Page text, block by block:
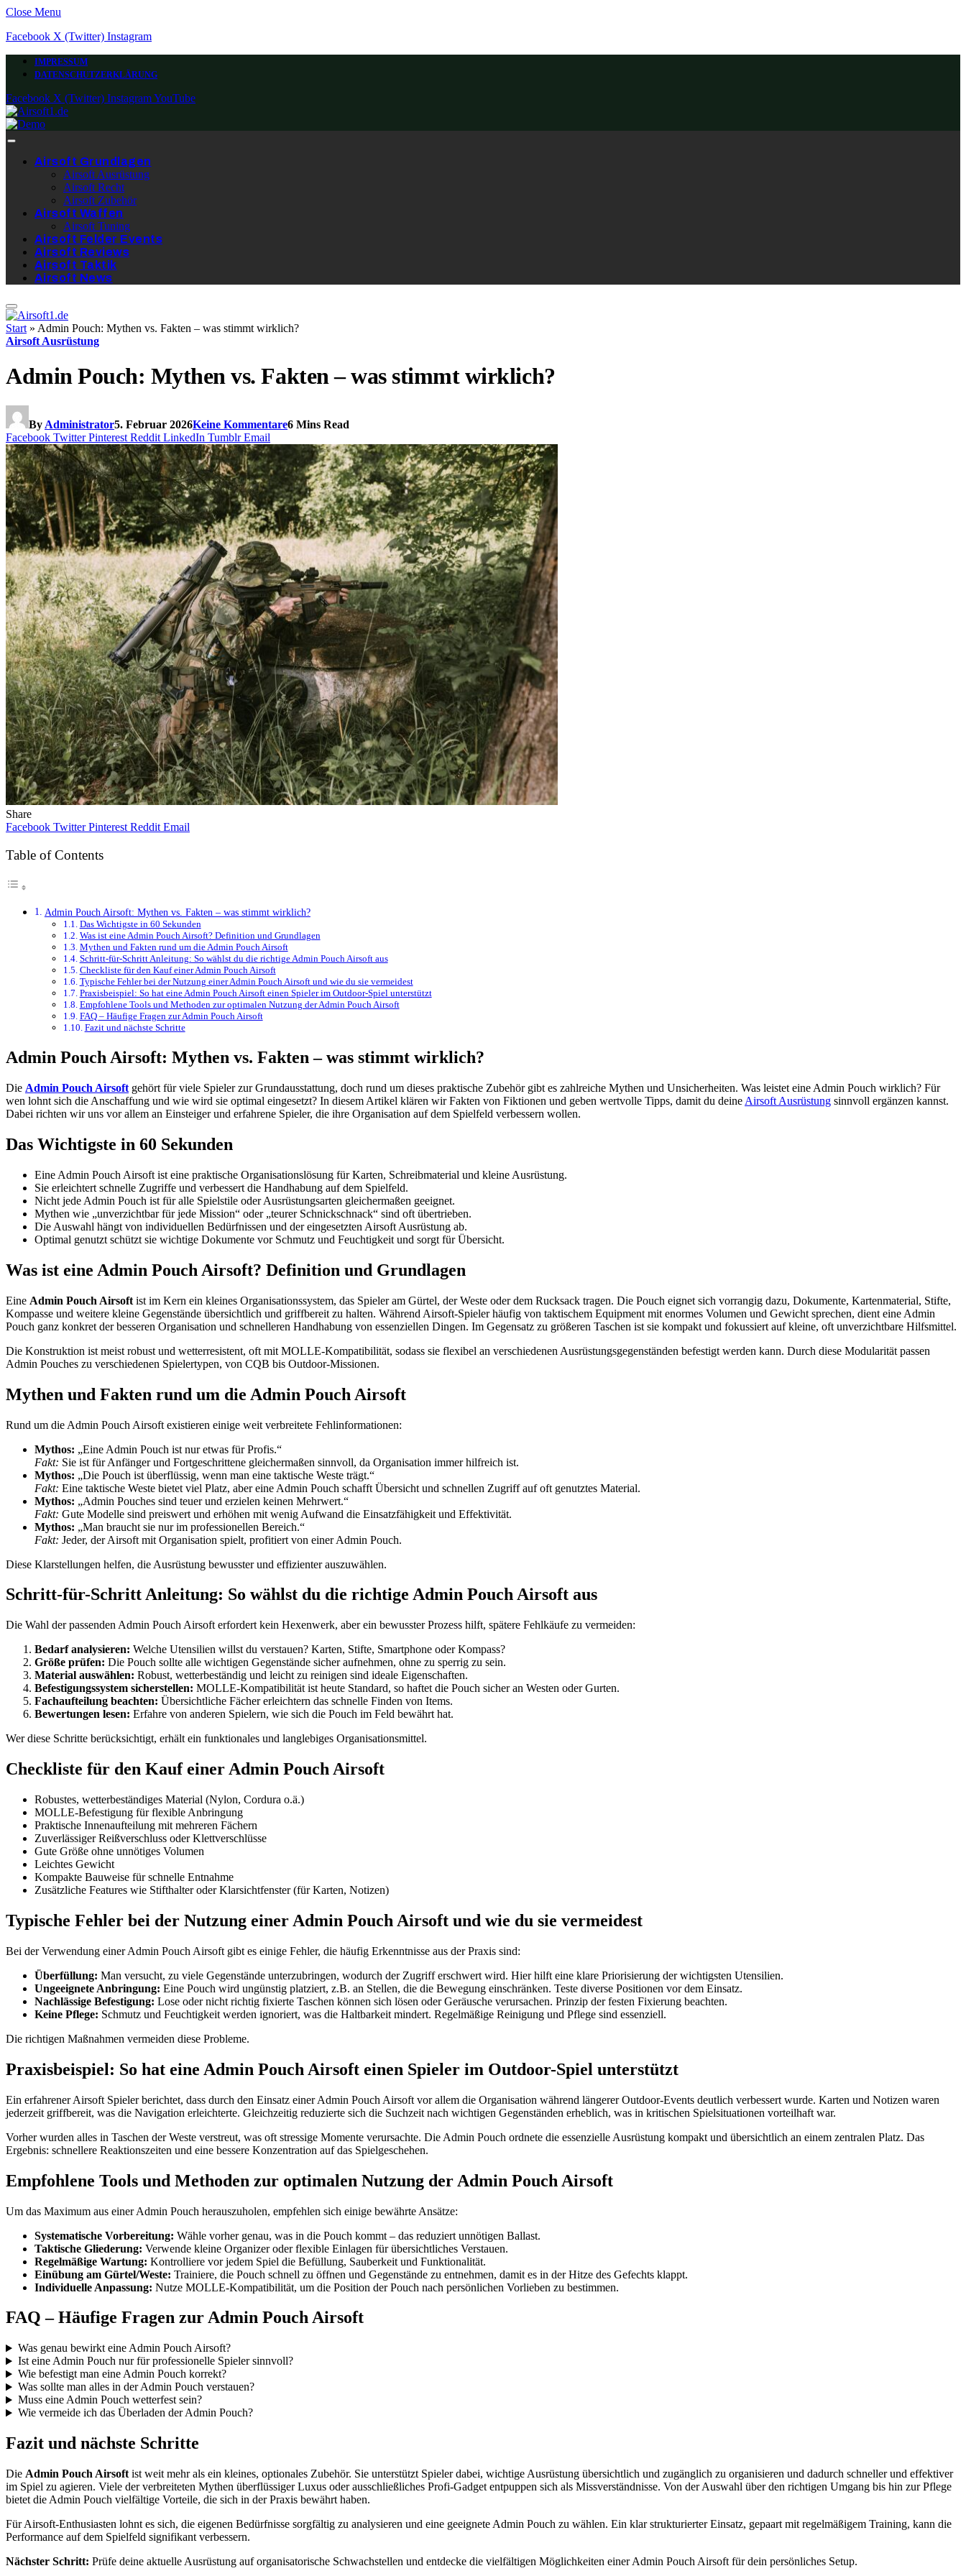
Close Menu
Facebook X (Twitter) Instagram
IMPRESSUM
DATENSCHUTZERKLÄRUNG
Facebook X (Twitter) InstagramYouTube
Airsoft Grundlagen
Airsoft Ausrüstung
Airsoft Recht
Airsoft Zubehör
Airsoft Waffen
Airsoft Tuning
Airsoft Felder Events
Airsoft Reviews
Airsoft Taktik
Airsoft News
Start » Admin Pouch: Mythen vs. Fakten – was stimmt wirklich?
Airsoft Ausrüstung
Admin Pouch: Mythen vs. Fakten – was stimmt wirklich?
By Administrator5. Februar 2026Keine Kommentare6 Mins Read
Facebook Twitter Pinterest Reddit LinkedIn Tumblr Email
Share
Facebook Twitter Pinterest Reddit Email
Table of Contents
Admin Pouch Airsoft: Mythen vs. Fakten – was stimmt wirklich?
Das Wichtigste in 60 Sekunden
Was ist eine Admin Pouch Airsoft? Definition und Grundlagen
Mythen und Fakten rund um die Admin Pouch Airsoft
Schritt-für-Schritt Anleitung: So wählst du die richtige Admin Pouch Airsoft aus
Checkliste für den Kauf einer Admin Pouch Airsoft
Typische Fehler bei der Nutzung einer Admin Pouch Airsoft und wie du sie vermeidest
Praxisbeispiel: So hat eine Admin Pouch Airsoft einen Spieler im Outdoor-Spiel unterstützt
Empfohlene Tools und Methoden zur optimalen Nutzung der Admin Pouch Airsoft
FAQ – Häufige Fragen zur Admin Pouch Airsoft
Fazit und nächste Schritte
Admin Pouch Airsoft: Mythen vs. Fakten – was stimmt wirklich?
Die Admin Pouch Airsoft gehört für viele Spieler zur Grundausstattung, doch rund um dieses praktische Zubehör gibt es zahlreiche Mythen und Unsicherheiten. Was leistet eine Admin Pouch wirklich? Für
wen lohnt sich die Anschaffung und wie wird sie optimal eingesetzt? In diesem Artikel klären wir Fakten von Fiktionen und geben wertvolle Tipps, damit du deine Airsoft Ausrüstung sinnvoll ergänzen kannst.
Dabei richten wir uns vor allem an Einsteiger und erfahrene Spieler, die ihre Organisation auf dem Spielfeld verbessern wollen.
Das Wichtigste in 60 Sekunden
Eine Admin Pouch Airsoft ist eine praktische Organisationslösung für Karten, Schreibmaterial und kleine Ausrüstung.
Sie erleichtert schnelle Zugriffe und verbessert die Handhabung auf dem Spielfeld.
Nicht jede Admin Pouch ist für alle Spielstile oder Ausrüstungsarten gleichermaßen geeignet.
Mythen wie „unverzichtbar für jede Mission“ oder „teurer Schnickschnack“ sind oft übertrieben.
Die Auswahl hängt von individuellen Bedürfnissen und der eingesetzten Airsoft Ausrüstung ab.
Optimal genutzt schützt sie wichtige Dokumente vor Schmutz und Feuchtigkeit und sorgt für Übersicht.
Was ist eine Admin Pouch Airsoft? Definition und Grundlagen
Eine Admin Pouch Airsoft ist im Kern ein kleines Organisationssystem, das Spieler am Gürtel, der Weste oder dem Rucksack tragen. Die Pouch eignet sich vorrangig dazu, Dokumente, Kartenmaterial, Stifte,
Kompasse und weitere kleine Gegenstände übersichtlich und griffbereit zu halten. Während Airsoft-Spieler häufig von taktischem Equipment mit enormes Volumen und Gewicht sprechen, dient eine Admin
Pouch ganz konkret der besseren Organisation und schnelleren Handhabung von essenziellen Dingen. Im Gegensatz zu größeren Taschen ist sie kompakt und fokussiert auf kleine, oft unverzichtbare Hilfsmittel.
Die Konstruktion ist meist robust und wetterresistent, oft mit MOLLE-Kompatibilität, sodass sie flexibel an verschiedenen Ausrüstungsgegenständen befestigt werden kann. Durch diese Modularität passen
Admin Pouches zu verschiedenen Spielertypen, von CQB bis Outdoor-Missionen.
Mythen und Fakten rund um die Admin Pouch Airsoft
Rund um die Admin Pouch Airsoft existieren einige weit verbreitete Fehlinformationen:
Mythos: „Eine Admin Pouch ist nur etwas für Profis.“
Fakt: Sie ist für Anfänger und Fortgeschrittene gleichermaßen sinnvoll, da Organisation immer hilfreich ist.
Mythos: „Die Pouch ist überflüssig, wenn man eine taktische Weste trägt.“
Fakt: Eine taktische Weste bietet viel Platz, aber eine Admin Pouch schafft Übersicht und schnellen Zugriff auf oft genutztes Material.
Mythos: „Admin Pouches sind teuer und erzielen keinen Mehrwert.“
Fakt: Gute Modelle sind preiswert und erhöhen mit wenig Aufwand die Einsatzfähigkeit und Effektivität.
Mythos: „Man braucht sie nur im professionellen Bereich.“
Fakt: Jeder, der Airsoft mit Organisation spielt, profitiert von einer Admin Pouch.
Diese Klarstellungen helfen, die Ausrüstung bewusster und effizienter auszuwählen.
Schritt-für-Schritt Anleitung: So wählst du die richtige Admin Pouch Airsoft aus
Die Wahl der passenden Admin Pouch Airsoft erfordert kein Hexenwerk, aber ein bewusster Prozess hilft, spätere Fehlkäufe zu vermeiden:
Bedarf analysieren: Welche Utensilien willst du verstauen? Karten, Stifte, Smartphone oder Kompass?
Größe prüfen: Die Pouch sollte alle wichtigen Gegenstände sicher aufnehmen, ohne zu sperrig zu sein.
Material auswählen: Robust, wetterbeständig und leicht zu reinigen sind ideale Eigenschaften.
Befestigungssystem sicherstellen: MOLLE-Kompatibilität ist heute Standard, so haftet die Pouch sicher an Westen oder Gurten.
Fachaufteilung beachten: Übersichtliche Fächer erleichtern das schnelle Finden von Items.
Bewertungen lesen: Erfahre von anderen Spielern, wie sich die Pouch im Feld bewährt hat.
Wer diese Schritte berücksichtigt, erhält ein funktionales und langlebiges Organisationsmittel.
Checkliste für den Kauf einer Admin Pouch Airsoft
Robustes, wetterbeständiges Material (Nylon, Cordura o.ä.)
MOLLE-Befestigung für flexible Anbringung
Praktische Innenaufteilung mit mehreren Fächern
Zuverlässiger Reißverschluss oder Klettverschlüsse
Gute Größe ohne unnötiges Volumen
Leichtes Gewicht
Kompakte Bauweise für schnelle Entnahme
Zusätzliche Features wie Stifthalter oder Klarsichtfenster (für Karten, Notizen)
Typische Fehler bei der Nutzung einer Admin Pouch Airsoft und wie du sie vermeidest
Bei der Verwendung einer Admin Pouch Airsoft gibt es einige Fehler, die häufig Erkenntnisse aus der Praxis sind:
Überfüllung: Man versucht, zu viele Gegenstände unterzubringen, wodurch der Zugriff erschwert wird. Hier hilft eine klare Priorisierung der wichtigsten Utensilien.
Ungeeignete Anbringung: Eine Pouch wird ungünstig platziert, z.B. an Stellen, die die Bewegung einschränken. Teste diverse Positionen vor dem Einsatz.
Nachlässige Befestigung: Lose oder nicht richtig fixierte Taschen können sich lösen oder Geräusche verursachen. Prinzip der festen Fixierung beachten.
Keine Pflege: Schmutz und Feuchtigkeit werden ignoriert, was die Haltbarkeit mindert. Regelmäßige Reinigung und Pflege sind essenziell.
Die richtigen Maßnahmen vermeiden diese Probleme.
Praxisbeispiel: So hat eine Admin Pouch Airsoft einen Spieler im Outdoor-Spiel unterstützt
Ein erfahrener Airsoft Spieler berichtet, dass durch den Einsatz einer Admin Pouch Airsoft vor allem die Organisation während längerer Outdoor-Events deutlich verbessert wurde. Karten und Notizen waren
jederzeit griffbereit, was die Navigation erleichterte. Gleichzeitig reduzierte sich die Suchzeit nach wichtigen Gegenständen erheblich, was in kritischen Spielsituationen vorteilhaft war.
Vorher wurden alles in Taschen der Weste verstreut, was oft stressige Momente verursachte. Die Admin Pouch ordnete die essenzielle Ausrüstung kompakt und übersichtlich an einem zentralen Platz. Das
Ergebnis: schnellere Reaktionszeiten und eine bessere Konzentration auf das Spielgeschehen.
Empfohlene Tools und Methoden zur optimalen Nutzung der Admin Pouch Airsoft
Um das Maximum aus einer Admin Pouch herauszuholen, empfehlen sich einige bewährte Ansätze:
Systematische Vorbereitung: Wähle vorher genau, was in die Pouch kommt – das reduziert unnötigen Ballast.
Taktische Gliederung: Verwende kleine Organizer oder flexible Einlagen für übersichtliches Verstauen.
Regelmäßige Wartung: Kontrolliere vor jedem Spiel die Befüllung, Sauberkeit und Funktionalität.
Einübung am Gürtel/Weste: Trainiere, die Pouch schnell zu öffnen und Gegenstände zu entnehmen, damit es in der Hitze des Gefechts klappt.
Individuelle Anpassung: Nutze MOLLE-Kompatibilität, um die Position der Pouch nach persönlichen Vorlieben zu bestimmen.
FAQ – Häufige Fragen zur Admin Pouch Airsoft
Was genau bewirkt eine Admin Pouch Airsoft?
Ist eine Admin Pouch nur für professionelle Spieler sinnvoll?
Wie befestigt man eine Admin Pouch korrekt?
Was sollte man alles in der Admin Pouch verstauen?
Muss eine Admin Pouch wetterfest sein?
Wie vermeide ich das Überladen der Admin Pouch?
Fazit und nächste Schritte
Die Admin Pouch Airsoft ist weit mehr als ein kleines, optionales Zubehör. Sie unterstützt Spieler dabei, wichtige Ausrüstung übersichtlich und zugänglich zu organisieren und dadurch schneller und effektiver
im Spiel zu agieren. Viele der verbreiteten Mythen überflüssiger Luxus oder ausschließliches Profi-Gadget entpuppen sich als Missverständnisse. Von der Auswahl über den richtigen Umgang bis hin zur Pflege
bietet die Admin Pouch vielfältige Vorteile, die sich in der Praxis bewährt haben.
Für Airsoft-Enthusiasten lohnt es sich, die eigenen Bedürfnisse sorgfältig zu analysieren und eine geeignete Admin Pouch zu wählen. Ein klar strukturierter Einsatz, gepaart mit regelmäßigem Training, kann die
Performance auf dem Spielfeld signifikant verbessern.
Nächster Schritt: Prüfe deine aktuelle Ausrüstung auf organisatorische Schwachstellen und entdecke die vielfältigen Möglichkeiten einer Admin Pouch Airsoft für dein persönliches Setup.